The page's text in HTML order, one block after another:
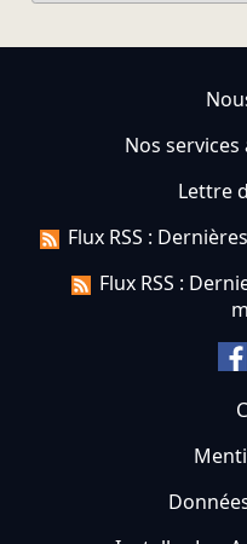
Nos
Lettre
Flux RSS :
Flux RSS :